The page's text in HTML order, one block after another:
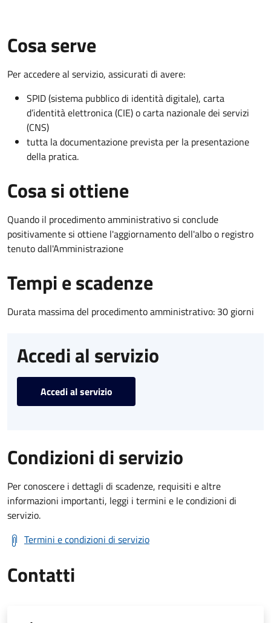
Cosa serve
Per accedere al servizio, assicurati di avere:
SPID (sistema pubblico di identità digitale), carta
d’identità elettronica (CIE) o carta nazionale dei servizi
(CNS)
tutta la documentazione prevista per la presentazione
della pratica.
Cosa si ottiene
Quando il procedimento amministrativo si conclude
positivamente si ottiene l'aggiornamento dell'albo o registro
tenuto dall'Amministrazione
Tempi e scadenze
Durata massima del procedimento amministrativo: 30 giorni
Accedi al servizio
Accedi al servizio
Condizioni di servizio
Per conoscere i dettagli di scadenze, requisiti e altre
informazioni importanti, leggi i termini e le condizioni di
servizio.
Termini e condizioni di servizio
Contatti